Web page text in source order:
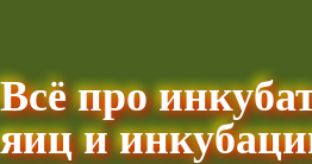
Всё про
яиц и